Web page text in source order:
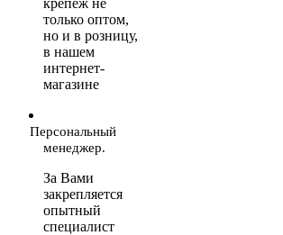
только оптом,
но и в розницу,
в нашем
интернет-
магазине
Персональный
менеджер.
За Вами
закрепляется
опытный
специалист